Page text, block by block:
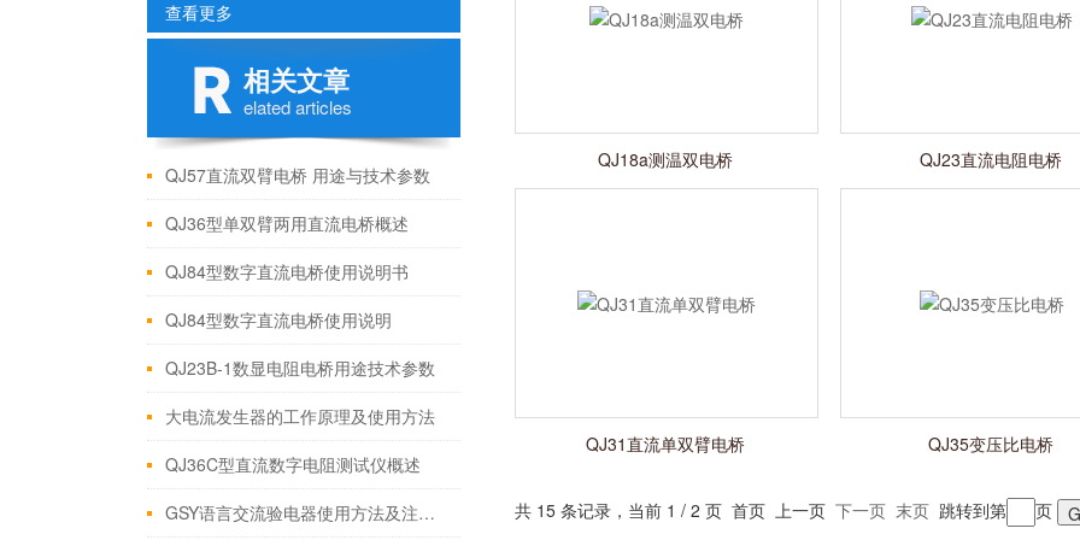
查看更多
相关文章
elated articles
QJ57直流双臂电桥 用途与技术参数
QJ36型单双臂两用直流电桥概述
QJ84型数字直流电桥使用说明书
QJ84型数字直流电桥使用说明
QJ23B-1数显电阻电桥用途技术参数
大电流发生器的工作原理及使用方法
QJ36C型直流数字电阻测试仪概述
GSY语言交流验电器使用方法及注意事项上海康登电气科技有限公司
QJ18a测温双电桥 QJ23直流电阻电桥
QJ31直流单双臂电桥 QJ35变压比电桥
共 15 条记录，当前 1 / 2 页 首页 上一页 下一页 末页 跳转到第 页